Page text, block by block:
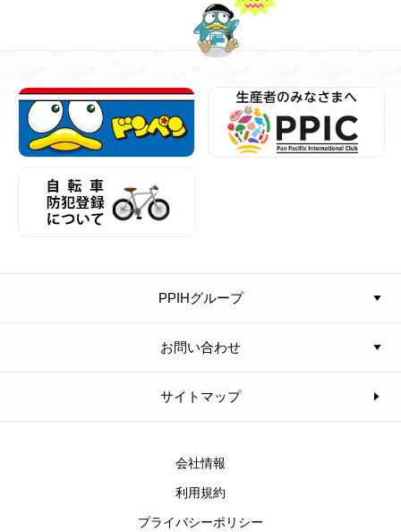
PPIHグループ
お問い合わせ
サイトマップ
会社情報
利用規約
プライバシーポリシー